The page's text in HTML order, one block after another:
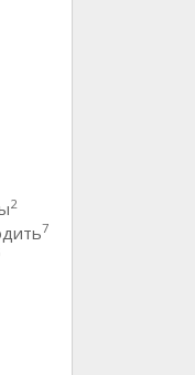
2
7